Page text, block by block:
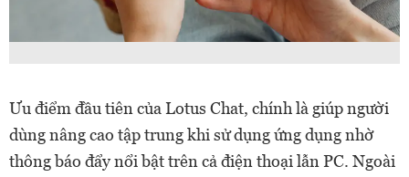
Ưu điểm đầu tiên của Lotus Chat, chính là giúp người
dùng nâng cao tập trung khi sử dụng ứng dụng nhờ
thông báo đẩy nổi bật trên cả điện thoại lẫn PC. Ngoài